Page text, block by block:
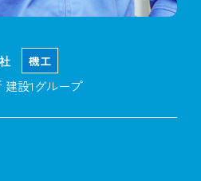
機工
設1グループ